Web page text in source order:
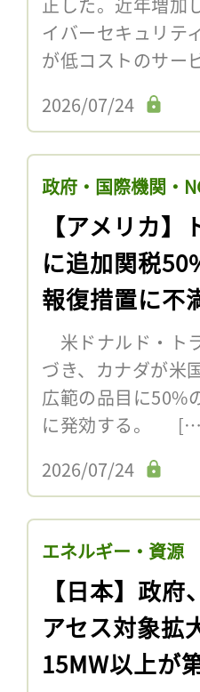
イバーセキュリ
が低コストのサー
2026/07/24
政府・国際機関・
【アメリカ
に追加関税
報復措置に不
米ドナルド・ト
づき、カナダが米
広範の品目に50%
に発効する。
2026/07/24
エネルギー・資源
【日本】政
アセス対象拡
15MW以上が